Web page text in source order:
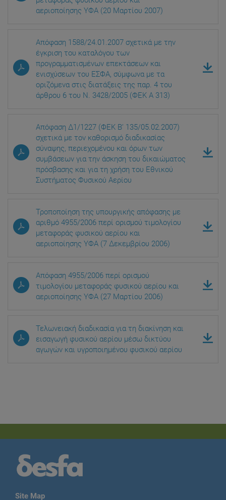
αεριοποίησης ΥΦΑ (20 Μαρτίου 2007)
Απόφαση 1588/24.01.2007 σχετικά με την
έγκριση του καταλόγου των
προγραμματισμένων επεκτάσεων και
ενισχύσεων του ΕΣΦΑ, σύμφωνα με τα
οριζόμενα στις διατάξεις της παρ. 4 του
άρθρου 6 του Ν. 3428/2005 (ΦΕΚ Α 313)
Απόφαση Δ1/1227 (ΦΕΚ Β’ 135/05.02.2007)
σχετικά με τον καθορισμό διαδικασίας
σύναψης, περιεχομένου και όρων των
συμβάσεων για την άσκηση του δικαιώματος
πρόσβασης και για τη χρήση του Εθνικού
Συστήματος Φυσικού Αερίου
Τροποποίηση της υπουργικής απόφασης με
αριθμό 4955/2006 περί ορισμού τιμολογίου
μεταφοράς φυσικού αερίου και
αεριοποίησης ΥΦΑ (7 Δεκεμβρίου 2006)
Απόφαση 4955/2006 περί ορισμού
τιμολογίου μεταφοράς φυσικού αερίου και
αεριοποίησης ΥΦΑ (27 Μαρτίου 2006)
Τελωνειακή διαδικασία για τη διακίνηση και
εισαγωγή φυσικού αερίου μέσω δικτύου
αγωγών και υγροποιημένου φυσικού αερίου
Site Map